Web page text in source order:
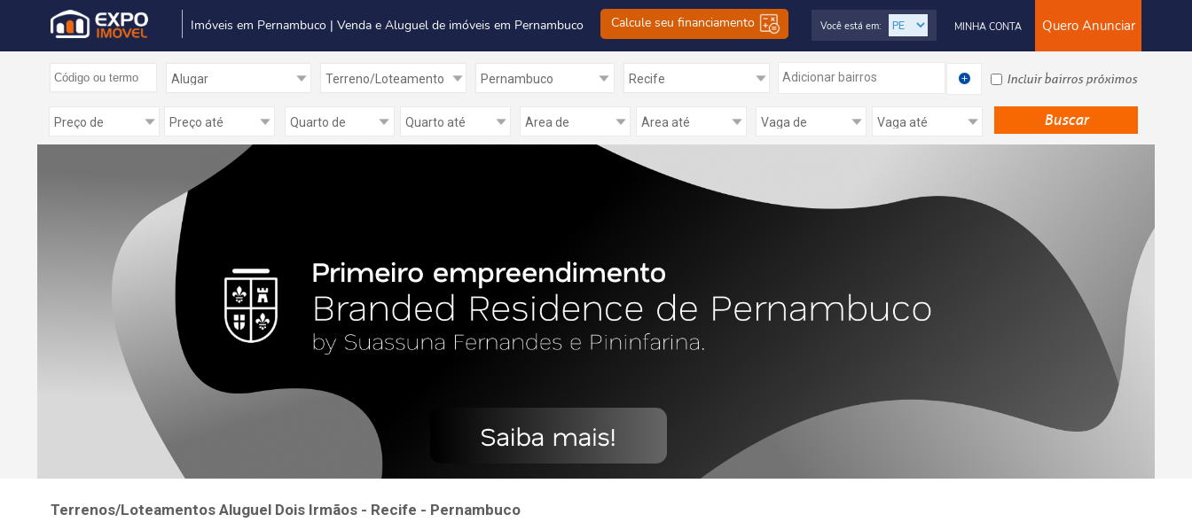
Imóveis em Pernambuco | Venda e Aluguel de imóveis em Pernambuco Calcule seu financiamento Quero Anunciar
MINHA CONTA
Você está em:
Adicionar bairros Incluir bairros próximos
Terrenos/Loteamentos Aluguel Dois Irmãos - Recife - Pernambuco